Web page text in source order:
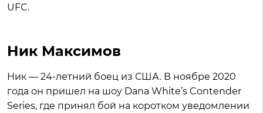
UFC.
Ник Максимов
Ник — 24-летний боец из США. В ноябре 2020
года он пришел на шоу Dana White’s Contender
Series, где принял бой на коротком уведомлении